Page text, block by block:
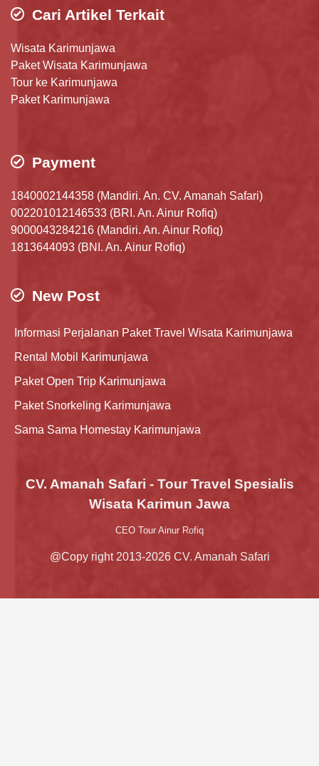
Cari Artikel Terkait
Wisata Karimunjawa
Paket Wisata Karimunjawa
Tour ke Karimunjawa
Paket Karimunjawa
Payment
1840002144358 (Mandiri. An. CV. Amanah Safari)
002201012146533 (BRI. An. Ainur Rofiq)
9000043284216 (Mandiri. An. Ainur Rofiq)
1813644093 (BNI. An. Ainur Rofiq)
New Post
Informasi Perjalanan Paket Travel Wisata Karimunjawa
Rental Mobil Karimunjawa
Paket Open Trip Karimunjawa
Paket Snorkeling Karimunjawa
Sama Sama Homestay Karimunjawa
CV. Amanah Safari - Tour Travel Spesialis
Wisata Karimun Jawa
CEO Tour Ainur Rofiq
@Copy right 2013-2026 CV. Amanah Safari